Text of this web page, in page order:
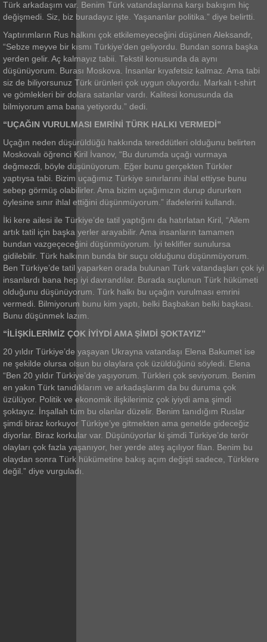
Türk arkadaşım var. Benim Türk vatandaşlarına karşı bakışım hiç
değişmedi. Siz, biz buradayız işte. Yaşananlar politika.” diye belirtti.
Yaptırımların Rus halkını çok etkilemeyeceğini düşünen Aleksandr,
“Sebze meyve bir kısmı Türkiye'den geliyordu. Bundan sonra başka
yerden gelir. Aç kalmayız tabii. Tekstil konusunda da aynı
düşünüyorum. Burası Moskova. İnsanlar kıyafetsiz kalmaz. Ama tabi
siz de biliyorsunuz Türk ürünleri çok uygun oluyordu. Markalı t-shirt
ve gömlekleri bir dolara satanlar vardı. Kalitesi konusunda da
bilmiyorum ama bana yetiyordu.” dedi.
“UÇAĞIN VURULMASI EMRİNİ TÜRK HALKI VERMEDİ”
Uçağın neden düşürüldüğü hakkında tereddütleri olduğunu belirten
Moskovalı öğrenci Kiril İvanov, “Bu durumda uçağı vurmaya
değmezdi, böyle düşünüyorum. Eğer bunu gerçekten Türkler
yaptıysa tabi. Bizim uçağımız Türkiye sınırlarını ihlal ettiyse bunu
sebep görmüş olabilirler. Ama bizim uçağımızın durup dururken
öylesine sınır ihlal ettiğini düşünmüyorum.” ifadelerini kullandı.
İki kere ailesi ile Türkiye’de tatil yaptığını da hatırlatan Kiril, “Ailem
artık tatil için başka yerler arayabilir. Ama insanların tamamen
bundan vazgeçeceğini düşünmüyorum. İyi teklifler sunulursa
gidilebilir. Türk halkının bunda bir suçu olduğunu düşünmüyorum.
Ben Türkiye’de tatil yaparken orada bulunan Türk vatandaşları çok iyi
insanlardı bana hep iyi davrandılar. Burada suçlunun Türk hükümeti
olduğunu düşünüyorum. Türk halkı bu uçağın vurulması emrini
vermedi. Bilmiyorum bunu kim yaptı, belki Başbakan belki başkası.
Bunu düşünmek lazım.
“İLİŞKİLERİMİZ ÇOK İYİYDİ AMA ŞİMDİ ŞOKTAYIZ”
20 yıldır Türkiye’de yaşayan Ukrayna vatandaşı Elena Bakumet ise
ne şekilde olursa olsun bu olaylara çok üzüldüğünü söyledi. Elena
“Ben 20 yıldır Türkiye’de yaşıyorum. Türkleri çok seviyorum. Benim
en yakın Türk tanıdıklarım ve arkadaşlarım da bu duruma çok
üzülüyor. Politik ve ekonomik ilişkilerimiz çok iyiydi ama şimdi
şoktayız. İnşallah tüm bu olanlar düzelir. Benim tanıdığım Ruslar
şimdi biraz korkuyor Türkiye’ye gitmekten ama genelde gideceğiz
diyorlar. Biraz korkular var. Düşünüyorlar ki şimdi Türkiye’de terör
olayları çok fazla yaşanıyor, her yerde ateş açılıyor filan. Benim bu
olaydan sonra Türk hükümetine bakış açım değişti sadece, Türklere
değil.” diye vurguladı.